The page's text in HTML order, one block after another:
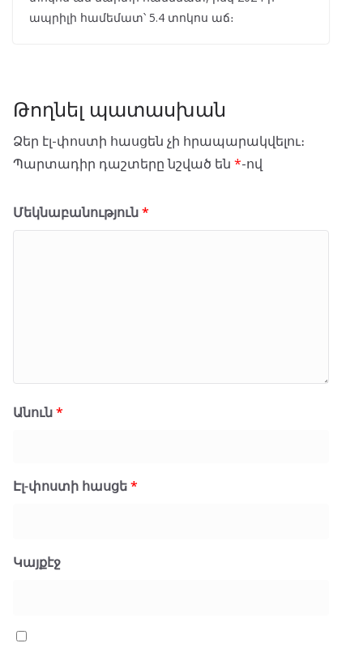
ապրիլի համեմատ՝ 5.4 տոկոս աճ։
Թողնել պատասխան
Ձեր էլ-փոստի հասցեն չի հրապարակվելու։
Պարտադիր դաշտերը նշված են *-ով
Մեկնաբանություն*
Անուն*
Էլ-փոստի հասցե*
Կայքէջ